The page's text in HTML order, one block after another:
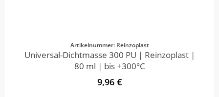
Artikelnummer: Reinzoplast
Universal-Dichtmasse 300 PU | Reinzoplast |
80 ml | bis +300°C
9,96 €